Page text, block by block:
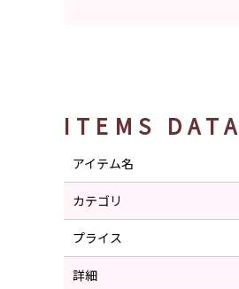
ITEMS DATA
アイテム名
カテゴリ
プライス
詳細